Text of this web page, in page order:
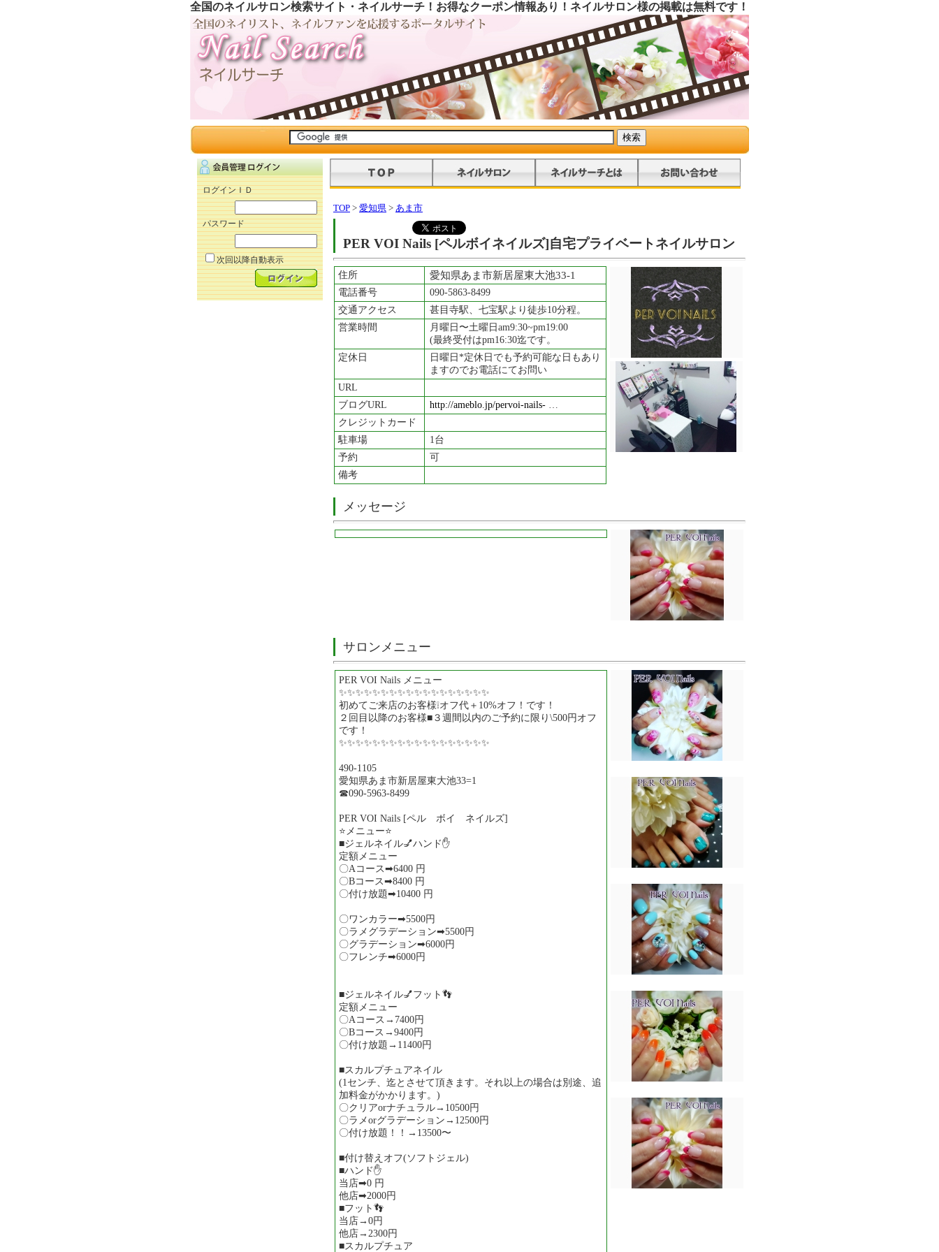
全国のネイルサロン検索サイト・ネイルサーチ！お得なクーポン情報あり！ネイルサロン様の掲載は無料です！
ログインＩＤ
パスワード
次回以降自動表示
TOP > 愛知県 > あま市
PER VOI Nails [ペルボイネイルズ]自宅プライベートネイルサロン
住所 愛知県あま市新居屋東大池33-1
電話番号
090-5863-8499
交通アクセス
甚目寺駅、七宝駅より徒歩10分程。
営業時間
月曜日〜土曜日am9:30~pm19:00
(最終受付はpm16:30迄です。
定休日
日曜日*定休日でも予約可能な日もあり
ますのでお電話にてお問い
URL
ブログURL
http://ameblo.jp/pervoi-nails- …
クレジットカード
駐車場
1台
予約
可
備考
メッセージ
サロンメニュー
PER VOI Nails メニュー
✨✨✨✨✨✨✨✨✨✨✨✨✨✨✨✨✨✨
初めてご来店のお客様❕オフ代＋10%オフ！です！
２回目以降のお客様■３週間以内のご予約に限り\500円オフ
です！
✨✨✨✨✨✨✨✨✨✨✨✨✨✨✨✨✨✨
490-1105
愛知県あま市新居屋東大池33=1
☎090-5963-8499
PER VOI Nails [ペル ボイ ネイルズ]
⭐メニュー⭐
■ジェルネイル💅ハンド✋
定額メニュー
〇Aコース➡6400 円
〇Bコース➡8400 円
〇付け放題➡10400 円
〇ワンカラー➡5500円
〇ラメグラデーション➡5500円
〇グラデーション➡6000円
〇フレンチ➡6000円
■ジェルネイル💅フット👣
定額メニュー
〇Aコース→7400円
〇Bコース→9400円
〇付け放題→11400円
■スカルプチュアネイル
(1センチ、迄とさせて頂きます。それ以上の場合は別途、追
加料金がかかります。)
〇クリアorナチュラル→10500円
〇ラメorグラデーション→12500円
〇付け放題！！→13500〜
■付け替えオフ(ソフトジェル)
■ハンド✋
当店➡0 円
他店➡2000円
■フット👣
当店→0円
他店→2300円
■スカルプチュア